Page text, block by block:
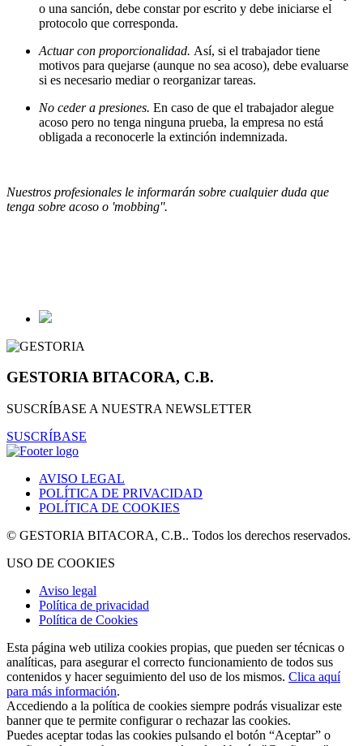
o una sanción, debe constar por escrito y debe iniciarse el
protocolo que corresponda.
Actuar con proporcionalidad. Así, si el trabajador tiene
motivos para quejarse (aunque no sea acoso), debe evaluarse
si es necesario mediar o reorganizar tareas.
No ceder a presiones. En caso de que el trabajador alegue
acoso pero no tenga ninguna prueba, la empresa no está
obligada a reconocerle la extinción indemnizada.
Nuestros profesionales le informarán sobre cualquier duda que
tenga sobre acoso o 'mobbing''.
GESTORIA BITACORA, C.B.
SUSCRÍBASE A NUESTRA NEWSLETTER
SUSCRÍBASE
AVISO LEGAL
POLÍTICA DE PRIVACIDAD
POLÍTICA DE COOKIES
© GESTORIA BITACORA, C.B.. Todos los derechos reservados.
USO DE COOKIES
Aviso legal
Política de privacidad
Política de Cookies
Esta página web utiliza cookies propias, que pueden ser técnicas o
analíticas, para asegurar el correcto funcionamiento de todos sus
contenidos y hacer seguimiento del uso de los mismos. Clica aquí
para más información.
Accediendo a la política de cookies siempre podrás visualizar este
banner que te permite configurar o rechazar las cookies.
Puedes aceptar todas las cookies pulsando el botón “Aceptar” o